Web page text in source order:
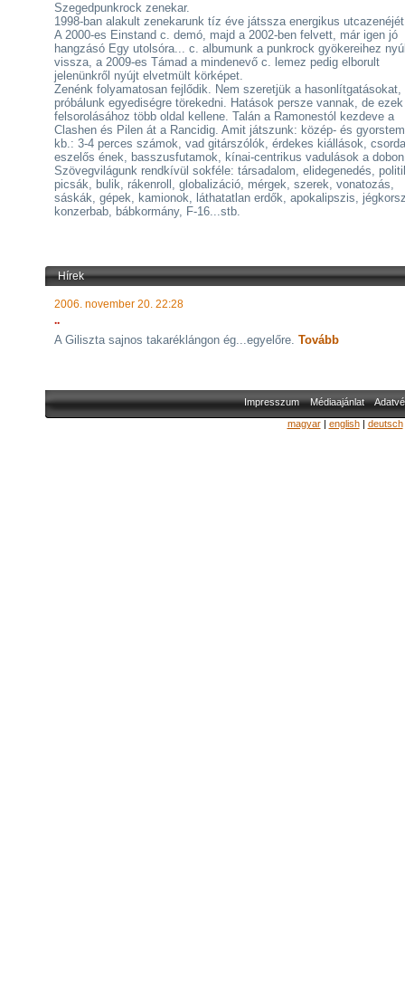
Szegedpunkrock zenekar.
1998-ban alakult zenekarunk tíz éve játssza energikus
A 2000-es Einstand c. demó, majd a 2002-ben felvett, már igen jó
hangzásó Egy utolsóra... c. albumunk a punkrock gyökereihez
vissza, a 2009-es Támad a mindenevő c. lemez pedig elborult
jelenünkről nyújt elvetmült körképet.
Zenénk folyamatosan fejlődik. Nem szeretjük a hasonlítgatásokat,
próbálunk egyediségre törekedni. Hatások persze vannak, de ezek
felsorolásához több oldal kellene. Talán a Ramonestól kezdeve a
Clashen és Pilen át a Rancidig. Amit játszunk: közép- és
kb.: 3-4 perces számok, vad gitárszólók, érdekes kiállások,
eszelős ének, basszusfutamok, kínai-centrikus vadulások a
Szövegvilágunk rendkívül sokféle: társadalom, elidegenedés,
picsák, bulik, rákenroll, globalizáció, mérgek, szerek, vonatozás,
sáskák, gépek, kamionok, láthatatlan erdők, apokalipszis,
konzerbab, bábkormány, F-16...stb.
Hírek
2006. november 20. 22:28
..
A Giliszta sajnos takaréklángon ég...egyelőre. Tovább
Impresszum Médiaajánlat
magyar| english| deutsch